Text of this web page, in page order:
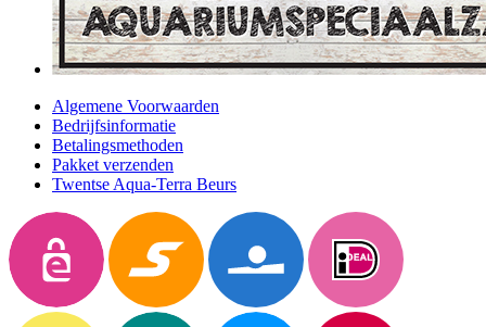
Algemene Voorwaarden
Bedrijfsinformatie
Betalingsmethoden
Pakket verzenden
Twentse Aqua-Terra Beurs